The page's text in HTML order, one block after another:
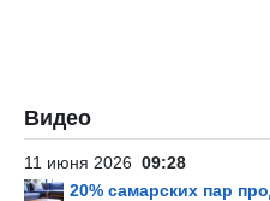
Видео
11 июня 2026 09:28
20% самарских пар